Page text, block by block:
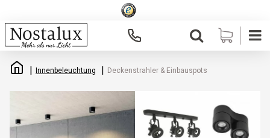
Innenbeleuchtung Deckenstrahler & Einbauspots